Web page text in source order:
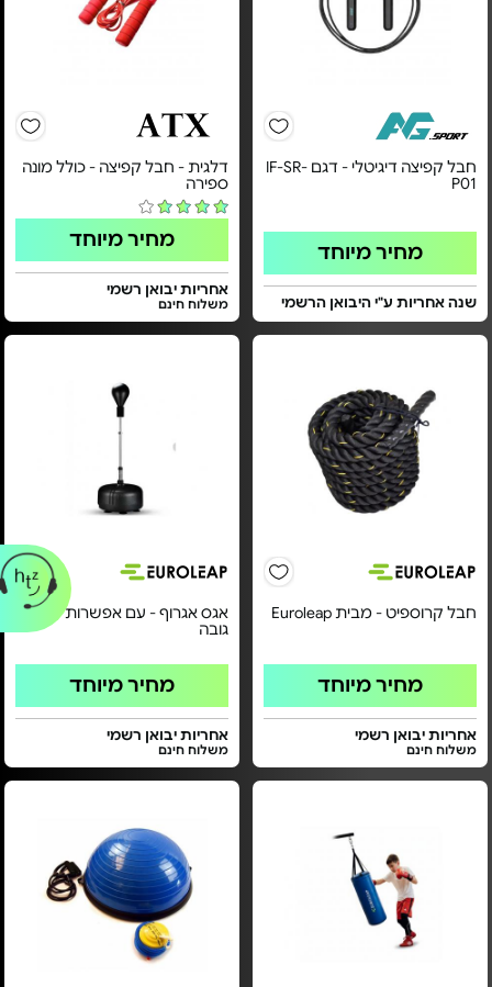
חבל קפיצה דיגיטלי - דגם IF-SR-
P01
מחיר מיוחד
שנה אחריות ע"י היבואן הרשמי
דלגית - חבל קפיצה - כולל מונה
ספירה
מחיר מיוחד
אחריות יבואן רשמי
משלוח חינם
חבל קרוספיט - מבית Euroleap
מחיר מיוחד
אחריות יבואן רשמי
משלוח חינם
אגס אגרוף - עם אפשרות לשינוי
גובה
מחיר מיוחד
אחריות יבואן רשמי
משלוח חינם